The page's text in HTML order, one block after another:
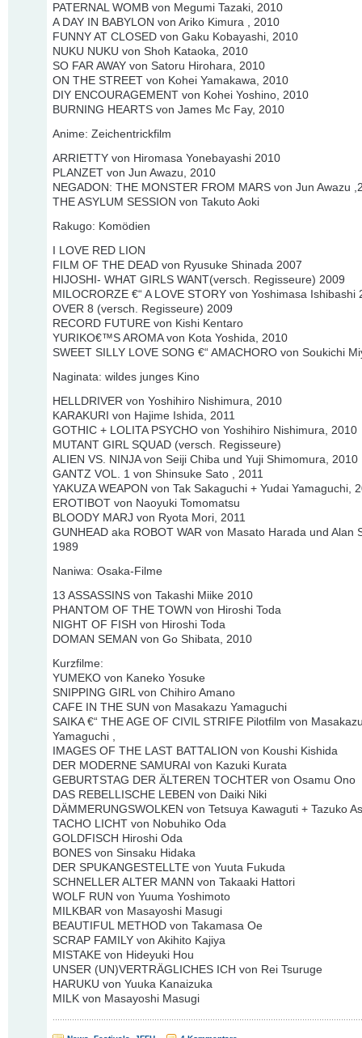
PATERNAL WOMB von Megumi Tazaki, 2010
A DAY IN BABYLON von Ariko Kimura , 2010
FUNNY AT CLOSED von Gaku Kobayashi, 2010
NUKU NUKU von Shoh Kataoka, 2010
SO FAR AWAY von Satoru Hirohara, 2010
ON THE STREET von Kohei Yamakawa, 2010
DIY ENCOURAGEMENT von Kohei Yoshino, 2010
BURNING HEARTS von James Mc Fay, 2010
Anime: Zeichentrickfilm
ARRIETTY von Hiromasa Yonebayashi 2010
PLANZET von Jun Awazu, 2010
NEGADON: THE MONSTER FROM MARS von Jun Awazu
THE ASYLUM SESSION von Takuto Aoki
Rakugo: Komödien
I LOVE RED LION
FILM OF THE DEAD von Ryusuke Shinada 2007
HIJOSHI- WHAT GIRLS WANT(versch. Regisseure) 2009
MILOCRORZE €“ A LOVE STORY von Yoshimasa Ishibashi
OVER 8 (versch. Regisseure) 2009
RECORD FUTURE von Kishi Kentaro
YURIKO€™S AROMA von Kota Yoshida, 2010
SWEET SILLY LOVE SONG €“ AMACHORO von Soukichi
Naginata: wildes junges Kino
HELLDRIVER von Yoshihiro Nishimura, 2010
KARAKURI von Hajime Ishida, 2011
GOTHIC + LOLITA PSYCHO von Yoshihiro Nishimura, 2010
MUTANT GIRL SQUAD (versch. Regisseure)
ALIEN VS. NINJA von Seiji Chiba und Yuji Shimomura, 2010
GANTZ VOL. 1 von Shinsuke Sato , 2011
YAKUZA WEAPON von Tak Sakaguchi + Yudai Yamaguchi,
EROTIBOT von Naoyuki Tomomatsu
BLOODY MARJ von Ryota Mori, 2011
GUNHEAD aka ROBOT WAR von Masato Harada und Alan
1989
Naniwa: Osaka-Filme
13 ASSASSINS von Takashi Miike 2010
PHANTOM OF THE TOWN von Hiroshi Toda
NIGHT OF FISH von Hiroshi Toda
DOMAN SEMAN von Go Shibata, 2010
Kurzfilme:
YUMEKO von Kaneko Yosuke
SNIPPING GIRL von Chihiro Amano
CAFE IN THE SUN von Masakazu Yamaguchi
SAIKA €“ THE AGE OF CIVIL STRIFE Pilotfilm von
Yamaguchi ,
IMAGES OF THE LAST BATTALION von Koushi Kishida
DER MODERNE SAMURAI von Kazuki Kurata
GEBURTSTAG DER ÄLTEREN TOCHTER von Osamu Ono
DAS REBELLISCHE LEBEN von Daiki Niki
DÄMMERUNGSWOLKEN von Tetsuya Kawaguti + Tazuko
TACHO LICHT von Nobuhiko Oda
GOLDFISCH Hiroshi Oda
BONES von Sinsaku Hidaka
DER SPUKANGESTELLTE von Yuuta Fukuda
SCHNELLER ALTER MANN von Takaaki Hattori
WOLF RUN von Yuuma Yoshimoto
MILKBAR von Masayoshi Masugi
BEAUTIFUL METHOD von Takamasa Oe
SCRAP FAMILY von Akihito Kajiya
MISTAKE von Hideyuki Hou
UNSER (UN)VERTRÄGLICHES ICH von Rei Tsuruge
HARUKU von Yuuka Kanaizuka
MILK von Masayoshi Masugi